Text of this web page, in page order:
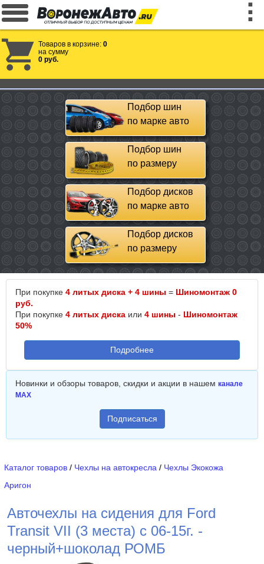
Товаров в корзине: 0
на сумму
0 руб.
Подбор шин
по марке авто
Подбор шин
по размеру
Подбор дисков
по марке авто
Подбор дисков
по размеру
При покупке 4 литых диска + 4 шины = Шиномонтаж 0
руб.
При покупке 4 литых диска или 4 шины - Шиномонтаж
50%
Подробнее
Новинки и обзоры товаров, скидки и акции в нашем канале
MAX
Подписаться
Каталог товаров / Чехлы на автокресла / Чехлы Экокожа
Аригон
Авточехлы на сидения для Ford
Transit VII (3 места) с 06-15г. -
черный+шоколад РОМБ